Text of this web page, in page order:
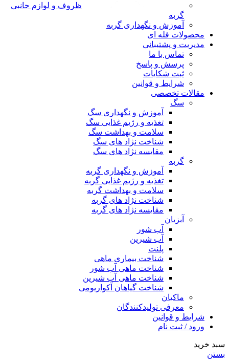
ظروف و لوازم جانبی
گربه
آموزش و نگهداری گربه
محصولات فله ای
مدیریت و پشتیبانی
تماس با ما
پرسش و پاسخ
ثبت شکایات
شرایط و قوانین
مقالات تخصصی
سگ
آموزش و نگهداری سگ
تغذیه و رژیم غذایی سگ
سلامت و بهداشت سگ
شناخت نژاد های سگ
مقایسه نژاد های سگ
گربه
آموزش و نگهداری گربه
تغذیه و رژیم غذایی گربه
سلامت و بهداشت گربه
شناخت نژاد های گربه
مقایسه نژاد های گربه
آبزیان
آب شور
آب شیرین
پلنت
شناخت بیماری ماهی
شناخت ماهی آب شور
شناخت ماهی آب شیرین
شناخت گیاهان آکواریومی
ماکیان
معرفی تولیدکنندگان
شرایط و قوانین
ورود / ثبت نام
سبد خرید
بستن